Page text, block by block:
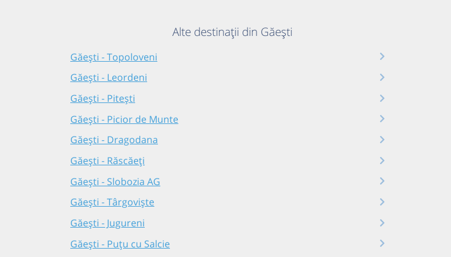
Alte destinații din Găești
Găești - Topoloveni
Găești - Leordeni
Găești - Pitești
Găești - Picior de Munte
Găești - Dragodana
Găești - Răscăeți
Găești - Slobozia AG
Găești - Târgoviște
Găești - Jugureni
Găești - Puțu cu Salcie